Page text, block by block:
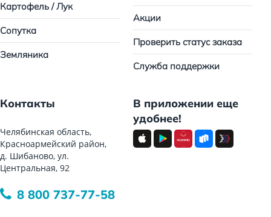
Картофель / Лук
Сопутка
Земляника
Акции
Проверить статус заказа
Служба поддержки
Контакты
Челябинская область,
Красноармейский район,
д. Шибаново, ул.
Центральная, 92
8 800 737-77-58
В приложении еще
удобнее!